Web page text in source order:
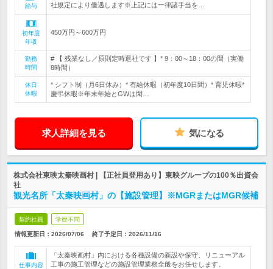
給与 社規定により優遇します※上記には一律諸手当を…
初年度
年収
450万円～600万円
勤務
時間
# 【 残業なし／原則定時退社です 】* 9：00～18：00の間（実働
8時間）
休日
休暇
* シフト制（月6日休み）* 有給休暇（初年度10日間）* 育児休暇*
慶弔休暇※年末年始とGWは閑…
求人詳細を見る 気になる
株式会社東映太秦映画村 | 【正社員登用あり】東映グループの100％出資会
社
観光名所「太秦映画村」の【施設管理】※MGRまたはMGR候補
契約社員 学歴不問
情報更新日：2026/07/06 終了予定日： 2026/11/16
仕事内容
「太秦映画村」内における各種設備の新設や保守、リニューアル
工事の施工管理などの施設管理業務全般をお任せします。